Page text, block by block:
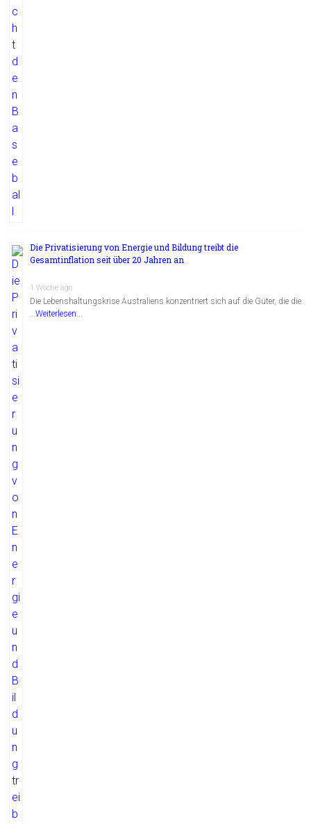
Die Privatisierung von Energie und Bildung treibt die
Gesamtinflation seit über 20 Jahren an
1 Woche ago
Die Lebenshaltungskrise Australiens konzentriert sich auf die Güter, die die
…Weiterlesen...